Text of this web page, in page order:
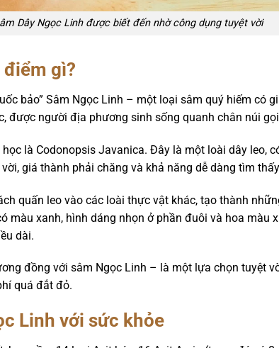
Dây Ngọc Linh được biết đến nhờ công dụng tuyệt vời
điểm gì?
bảo” Sâm Ngọc Linh – một loại sâm quý hiếm có
được người địa phương sinh sống quanh chân núi
học là Codonopsis Javanica. Đây là một loài dây leo,
giá thành phải chăng và khả năng dễ dàng tìm
quấn leo vào các loài thực vật khác, tạo thành
màu xanh, hình dáng nhọn ở phần đuôi và hoa màu
dài.
đồng với sâm Ngọc Linh – là một lựa chọn tuyệt
quá đắt đỏ.
Linh với sức khỏe